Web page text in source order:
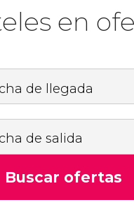
en
de llegada
de salida
Buscar ofertas